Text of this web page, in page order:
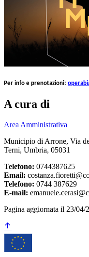
Per info e prenotazioni:
A cura di
Area Amministrativa
Municipio di Arrone, Via
Terni, Umbria, 05031
Telefono: 0744387625
Email:
Telefono: 0744 387629
E-mail:
Pagina aggiornata il 23/04/